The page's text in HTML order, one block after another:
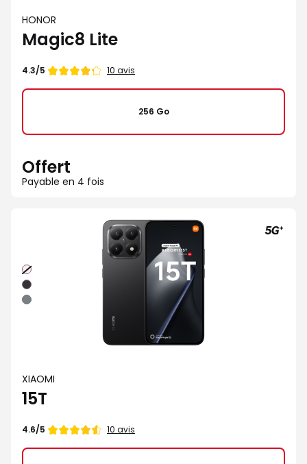
HONOR
Magic8 Lite
Note
4.3/5 10 avis
256 Go
Offert
Payable en 4 fois
Rose
Noir
XIAOMI
15T
Note
4.6/5 10 avis